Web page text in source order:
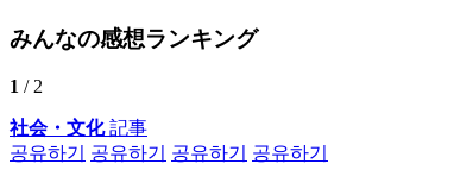
みんなの感想ランキング
1 / 2
社会・文化記事
공유하기
공유하기 공유하기 공유하기